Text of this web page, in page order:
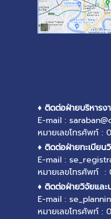
♦ ติดต่อฝ่ายบริหารง
E-mail :
หมายเลขโทรศัพท์ :
♦ ติดต่อฝ่ายทะเบีย
E-mail :
หมายเลขโทรศัพท์ :
♦ ติดต่อฝ่ายวิจัยและ
E-mail :
หมายเลขโทรศัพท์ :